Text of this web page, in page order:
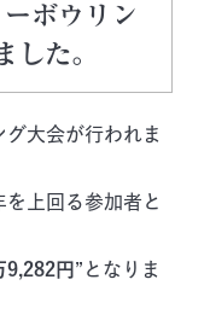
ボウリン
した。
大会が行われま
上回る参加者と
9,282円 ”となりま